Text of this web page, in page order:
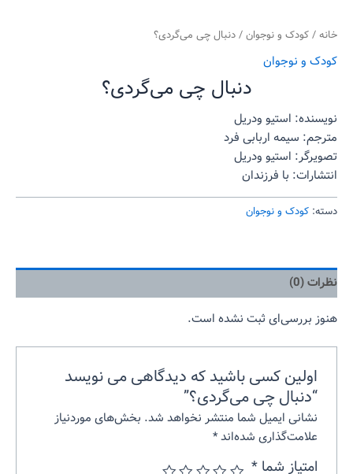
خانه/کودک و نوجوان/ دنبال چی می‌گردی؟
کودک و نوجوان
دنبال چی می‌گردی؟
نویسنده: استیو ودریل
مترجم: سیمه اربابی فرد
تصویرگر: استیو ودریل
انتشارات: با فرزندان
دسته: کودک و نوجوان
نظرات (0)
هنوز بررسی‌ای ثبت نشده است.
اولین کسی باشید که دیدگاهی می نویسد
“دنبال چی می‌گردی؟”
نشانی ایمیل شما منتشر نخواهد شد. بخش‌های موردنیاز
علامت‌گذاری شده‌اند*
امتیاز شما*